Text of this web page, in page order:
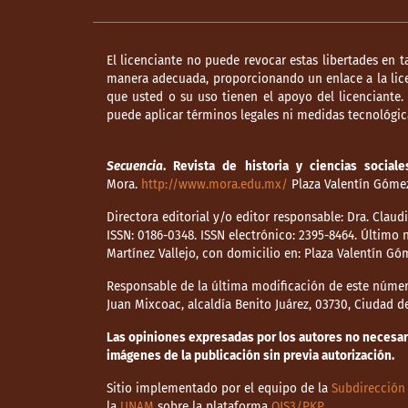
El licenciante no puede revocar estas libertades
manera adecuada, proporcionando un enlace a la
que usted o su uso tienen el apoyo del licenciante.
puede aplicar términos legales ni medidas
Secuencia. Revista de historia y ciencias
Mora. http://www.mora.edu.mx/ Plaza Valentín
Directora editorial y/o editor responsable: Dra.
ISSN: 0186-0348. ISSN electrónico: 2395-8464.
Martínez Vallejo, con domicilio en: Plaza Valentín
Responsable de la última modificación de este
Juan Mixcoac, alcaldía Benito Juárez, 03730, Ciudad
Las opiniones expresadas por los autores no
imágenes de la publicación sin previa autorización.
Sitio implementado por el equipo de la Subdirección